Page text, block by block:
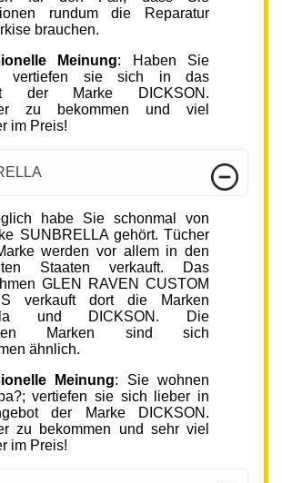
rundum die Reparatur
brauchen.
Meinung: Haben Sie
vertiefen sie sich in das
der Marke DICKSON.
zu bekommen und viel
im Preis!
habe Sie schonmal von
SUNBRELLA gehört. Tücher
werden vor allem in den
Staaten verkauft. Das
GLEN RAVEN CUSTOM
verkauft dort die Marken
und DICKSON. Die
Marken sind sich
ähnlich.
Meinung: Sie wohnen
vertiefen sie sich lieber in
der Marke DICKSON.
zu bekommen und sehr viel
im Preis!